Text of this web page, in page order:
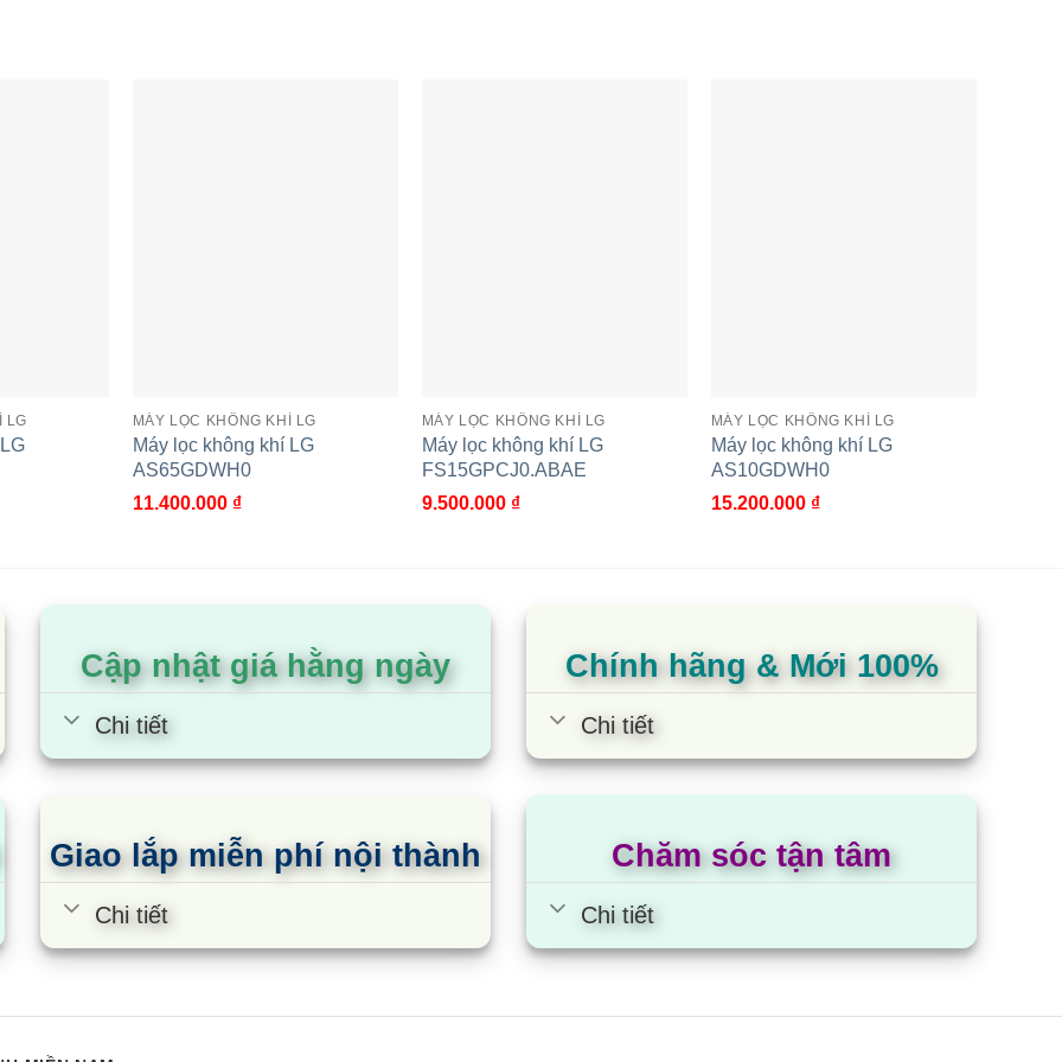
lọc phòng 60m².
mưa vừa phải.
theo dõi tình trạng không khí trong phòng để lựa chọn chế độ hoạt động phù hợp.
LG MÁY LỌC KHÔNG KHÍ LG
Máy lọc không khí LG
AS65GDWH0
11.400.000 ₫
MÁY LỌC KHÔNG KHÍ LG
Máy lọc không khí LG
FS15GPCJ0.ABAE
9.500.000 ₫
MÁY LỌC KHÔNG KHÍ LG
Máy lọc không khí LG
AS10GDWH0
15.200.000 ₫
Cập nhật giá hằng ngày
Chi tiết
Chính hãng & Mới 100%
Chi tiết
Giao lắp miễn phí nội thành
Chi tiết
Chăm sóc tận tâm
Chi tiết